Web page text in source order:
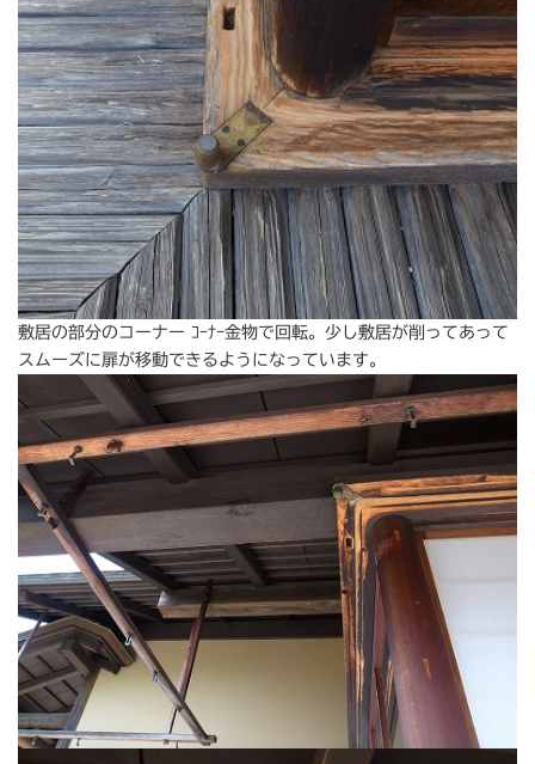
敷居の部分のコーナー ｺｰﾅｰ金物で回転。少し敷居が削ってあって
スムーズに扉が移動できるようになっています。